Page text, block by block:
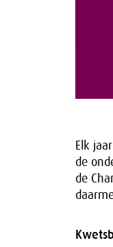
Elk
de
de